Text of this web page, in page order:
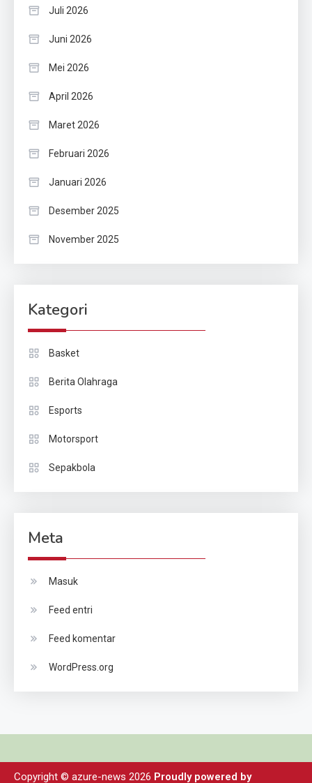
Juli 2026
Juni 2026
Mei 2026
April 2026
Maret 2026
Februari 2026
Januari 2026
Desember 2025
November 2025
Kategori
Basket
Berita Olahraga
Esports
Motorsport
Sepakbola
Meta
Masuk
Feed entri
Feed komentar
WordPress.org
Copyright © azure-news 2026 Proudly powered by